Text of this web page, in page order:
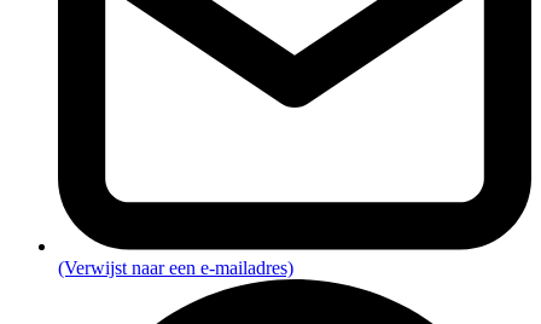
(Verwijst naar een e-mailadres)